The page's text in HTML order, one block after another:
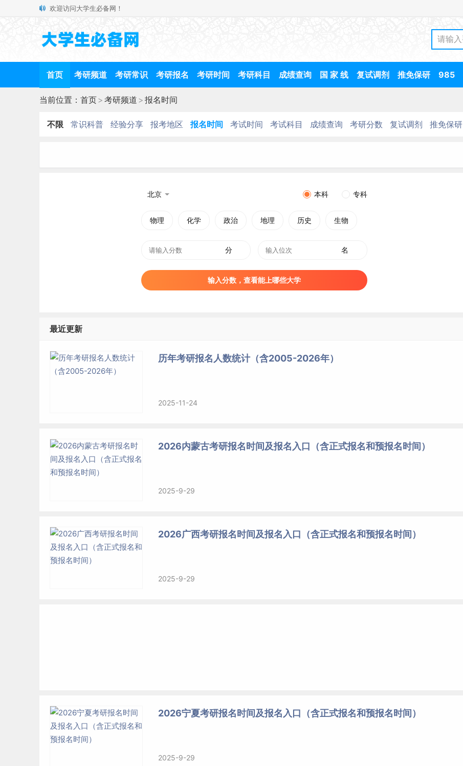
欢迎访问大学生必备网！
首页 考研频道 考研常识 考研报名 考研时间 考研科目 成绩查询 国 家 线 复试调剂 推免保研 985
当前位置： 首页> 考研频道 > 报名时间
不限 常识科普 经验分享 报考地区 报名时间 考试时间 考试科目 成绩查询 考研分数 复试调剂 推免保研
北京 本科 专科
物理 化学 政治 地理 历史 生物
分 名
输入分数，查看能上哪些大学
最近更新
历年考研报名人数统计（含2005-2026年）
2025-11-24
2026内蒙古考研报名时间及报名入口（含正式报名和预报名时间）
2025-9-29
2026广西考研报名时间及报名入口（含正式报名和预报名时间）
2025-9-29
2026宁夏考研报名时间及报名入口（含正式报名和预报名时间）
2025-9-29